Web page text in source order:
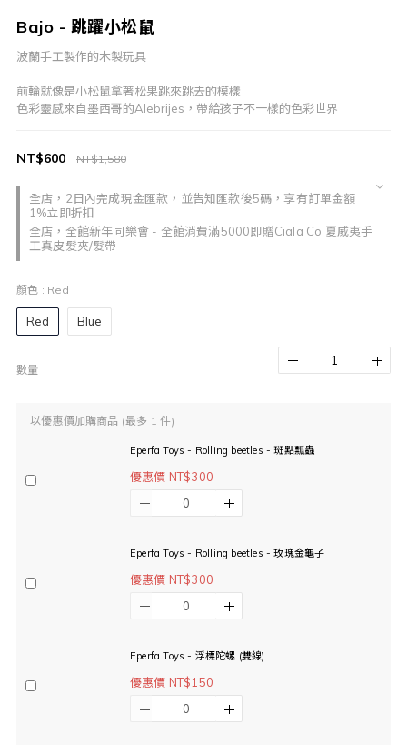
Bajo - 跳躍小松鼠
波蘭手工製作的木製玩具
前輪就像是小松鼠拿著松果跳來跳去的模樣
色彩靈感來自墨西哥的Alebrijes，帶給孩子不一樣的色彩世界
全店，2日內完成現金匯款，並告知匯款後5碼，享有訂單金額
1%立即折扣
全店，全館新年同樂會 - 全館消費滿5000即贈Ciala Co 夏威夷手
工真皮髮夾/髮帶
NT$1,580
NT$600
顏色 : Red
Red Blue
數量
以優惠價加購商品 (最多 1 件)
Eperfa Toys - Rolling beetles - 斑點瓢蟲
優惠價 NT$300
Eperfa Toys - Rolling beetles - 玫瑰金龜子
優惠價 NT$300
Eperfa Toys - 浮標陀螺 (雙線)
優惠價 NT$150